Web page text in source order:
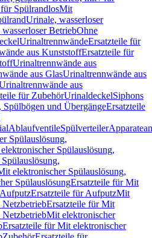
SpülrandlosMit
Urinale, wasserloser
BetriebOhne
UrinaltrennwändeErsatzteile für
aus KunststoffErsatzteile für
Urinaltrennwände aus
aus GlasUrinaltrennwände aus
aus
für ZubehörUrinaldeckelSiphons
Spülbögen und ÜbergängeErsatzteile
AblaufventileSpülverteiler
Spülauslösung,
Spülauslösung,
elektronischer Spülauslösung,
SpülauslösungErsatzteile für Mit
AufputzErsatzteile für AufputzMit
NetzbetriebErsatzteile für Mit
NetzbetriebMit elektronischer
Ersatzteile für Mit elektronischer